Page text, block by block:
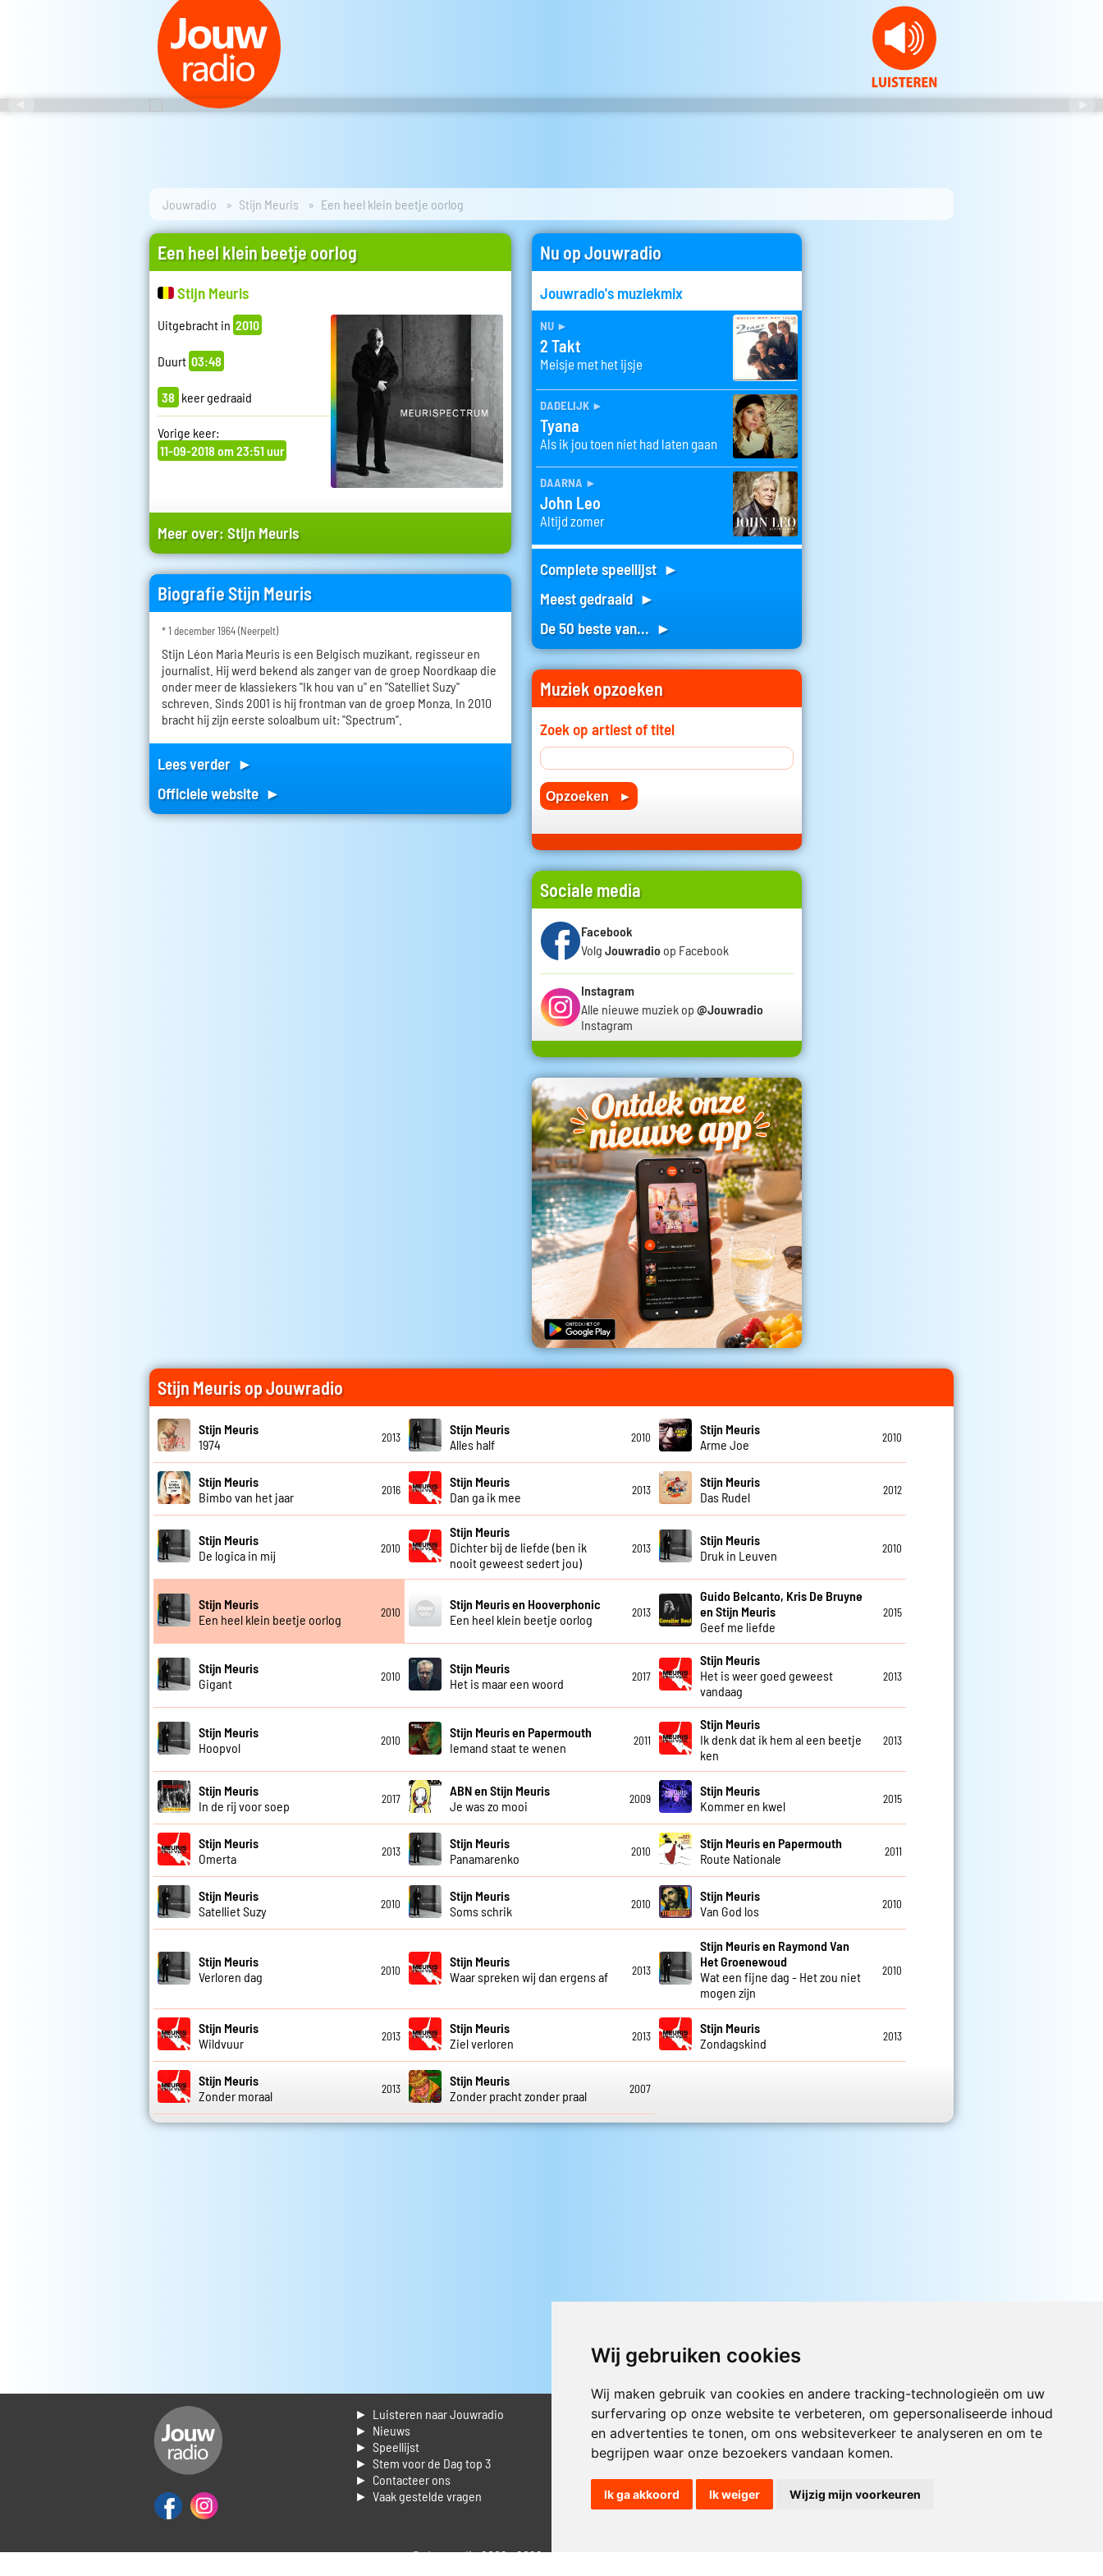
Wij gebruiken cookies
Wij maken gebruik van cookies en andere tracking-technologieën om uw
surfervaring op onze website te verbeteren, om gepersonaliseerde inhoud
en advertenties te tonen, om ons websiteverkeer te analyseren en om te
begrijpen waar onze bezoekers vandaan komen.
Ik ga akkoord Ik weiger Wijzig mijn voorkeuren
Jouwradio Stijn Meuris Een heel klein beetje oorlog
Een heel klein beetje oorlog
Stijn Meuris
Uitgebracht in 2010
Duurt 03:48
38 keer gedraaid
Vorige keer:
11-09-2018 om 23:51 uur
Meer over:Stijn Meuris
Biografie Stijn Meuris
* 1 december 1964 (Neerpelt)
Stijn Léon Maria Meuris is een Belgisch muzikant, regisseur en
journalist. Hij werd bekend als zanger van de groep Noordkaap die
onder meer de klassiekers "Ik hou van u" en "Satelliet Suzy"
schreven. Sinds 2001 is hij frontman van de groep Monza. In 2010
bracht hij zijn eerste soloalbum uit: "Spectrum".
Lees verder ►
Officiele website ►
Nu op Jouwradio
Jouwradio's muziekmix
nu ►
2 Takt
Meisje met het ijsje
dadelijk ►
Tyana
Als ik jou toen niet had laten gaan
daarna ►
John Leo
Altijd zomer
Complete speellijst ►
Meest gedraaid ►
De 50 beste van... ►
Muziek opzoeken
Zoek op artiest of titel
Sociale media
Facebook
Volg Jouwradio op Facebook
Instagram
Alle nieuwe muziek op @Jouwradio
Instagram
Stijn Meuris op Jouwradio
Stijn Meuris
1974
2013
Stijn Meuris
Alles half
2010
Stijn Meuris
Arme Joe
2010
Stijn Meuris
Bimbo van het jaar
2016
Stijn Meuris
Dan ga ik mee
2013
Stijn Meuris
Das Rudel
2012
Stijn Meuris
De logica in mij
2010
Stijn Meuris
Dichter bij de liefde (ben ik
nooit geweest sedert jou)
2013
Stijn Meuris
Druk in Leuven
2010
Stijn Meuris
Een heel klein beetje oorlog
2010
Stijn Meuris en Hooverphonic
Een heel klein beetje oorlog
2013
Guido Belcanto, Kris De Bruyne
en Stijn Meuris
Geef me liefde
2015
Stijn Meuris
Gigant
2010
Stijn Meuris
Het is maar een woord
2017
Stijn Meuris
Het is weer goed geweest
vandaag
2013
Stijn Meuris
Hoopvol
2010
Stijn Meuris en Papermouth
Iemand staat te wenen
2011
Stijn Meuris
Ik denk dat ik hem al een beetje
ken
2013
Stijn Meuris
In de rij voor soep
2017
ABN en Stijn Meuris
Je was zo mooi
2009
Stijn Meuris
Kommer en kwel
2015
Stijn Meuris
Omerta
2013
Stijn Meuris
Panamarenko
2010
Stijn Meuris en Papermouth
Route Nationale
2011
Stijn Meuris
Satelliet Suzy
2010
Stijn Meuris
Soms schrik
2010
Stijn Meuris
Van God los
2010
Stijn Meuris
Verloren dag
2010
Stijn Meuris
Waar spreken wij dan ergens af
2013
Stijn Meuris en Raymond Van
Het Groenewoud
Wat een fijne dag - Het zou niet
mogen zijn
2010
Stijn Meuris
Wildvuur
2013
Stijn Meuris
Ziel verloren
2013
Stijn Meuris
Zondagskind
2013
Stijn Meuris
Zonder moraal
2013
Stijn Meuris
Zonder pracht zonder praal
2007
► Luisteren naar Jouwradio
► Nieuws
► Speellijst
► Stem voor de Dag top 3
► Contacteer ons
► Vaak gestelde vragen
► Livestream informatie
► Muziek opzoeken
► Vlaamse 100 Aller tijden
► De 50 beste van...
► Adverteren op Jouwradio
► Cookie voorkeuren wijzigen
► Privacyinformatie
Luister nu naar Jouwradio! De beste
Nederlandstalige muziek uit de lage
landen hoor je hier al 20 jaar. In
digitale kwaliteit op je laptop, tablet
of smartphone.
© Jouwradio 2006 - 2026 - alle rechten voorbehouden.